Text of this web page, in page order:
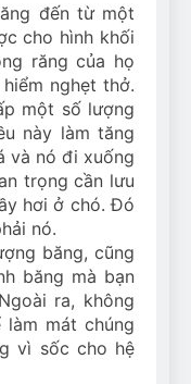
đến từ một
cho hình khối
răng của họ
nghẹt thở.
một số lượng
này làm tăng
và nó đi xuống
trọng cần lưu
hơi ở chó. Đó
nó.
băng, cũng
băng mà bạn
ra, không
mát chúng
vì sốc cho hệ